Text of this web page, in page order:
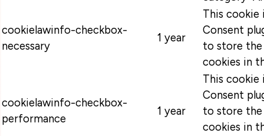
cookielawinfo-checkbox-
necessary
1 year
This cookie
Consent
to store
cookies in
cookielawinfo-checkbox-
performance
1 year
This cookie
Consent
to store
cookies in